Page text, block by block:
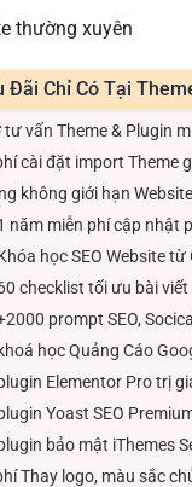
thường xuyên
Đãi Chỉ Có Tại
vấn Theme & Plugin
cài đặt import Theme
không giới hạn
năm miễn phí cập nhật
học SEO Website
checklist tối ưu bài
prompt SEO,
học Quảng Cáo
Elementor Pro trị
Yoast SEO
bảo mật iThemes
Thay logo, màu sắc